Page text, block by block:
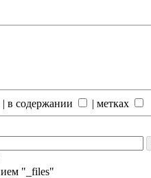
| в содержании | метках
"_files"